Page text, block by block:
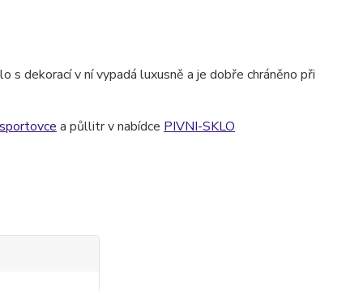
s dekorací v ní vypadá luxusně a je dobře chráněno při
a půllitr v nabídce PIVNI-SKLO